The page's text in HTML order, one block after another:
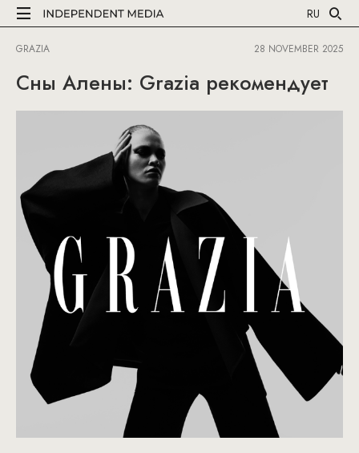
RU
GRAZIA 28 NOVEMBER 2025
Сны Алены: Grazia рекомендует